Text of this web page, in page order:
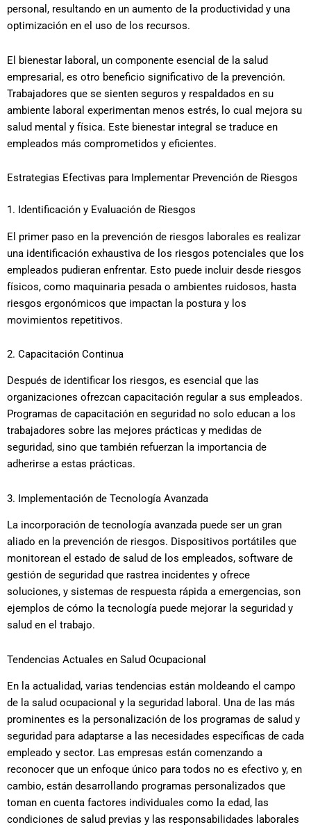
personal, resultando en un aumento de la productividad y una
optimización en el uso de los recursos.
El bienestar laboral, un componente esencial de la salud
empresarial, es otro beneficio significativo de la prevención.
Trabajadores que se sienten seguros y respaldados en su
ambiente laboral experimentan menos estrés, lo cual mejora su
salud mental y física. Este bienestar integral se traduce en
empleados más comprometidos y eficientes.
Estrategias Efectivas para Implementar Prevención de Riesgos
1. Identificación y Evaluación de Riesgos
El primer paso en la prevención de riesgos laborales es realizar
una identificación exhaustiva de los riesgos potenciales que los
empleados pudieran enfrentar. Esto puede incluir desde riesgos
físicos, como maquinaria pesada o ambientes ruidosos, hasta
riesgos ergonómicos que impactan la postura y los
movimientos repetitivos.
2. Capacitación Continua
Después de identificar los riesgos, es esencial que las
organizaciones ofrezcan capacitación regular a sus empleados.
Programas de capacitación en seguridad no solo educan a los
trabajadores sobre las mejores prácticas y medidas de
seguridad, sino que también refuerzan la importancia de
adherirse a estas prácticas.
3. Implementación de Tecnología Avanzada
La incorporación de tecnología avanzada puede ser un gran
aliado en la prevención de riesgos. Dispositivos portátiles que
monitorean el estado de salud de los empleados, software de
gestión de seguridad que rastrea incidentes y ofrece
soluciones, y sistemas de respuesta rápida a emergencias, son
ejemplos de cómo la tecnología puede mejorar la seguridad y
salud en el trabajo.
Tendencias Actuales en Salud Ocupacional
En la actualidad, varias tendencias están moldeando el campo
de la salud ocupacional y la seguridad laboral. Una de las más
prominentes es la personalización de los programas de salud y
seguridad para adaptarse a las necesidades específicas de cada
empleado y sector. Las empresas están comenzando a
reconocer que un enfoque único para todos no es efectivo y, en
cambio, están desarrollando programas personalizados que
toman en cuenta factores individuales como la edad, las
condiciones de salud previas y las responsabilidades laborales